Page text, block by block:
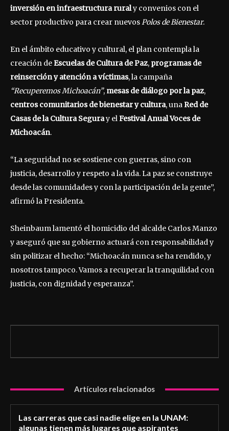
inversión en infraestructura ruraly convenios con el
sector productivo para crear nuevosPolos de Bienestar.
En el ámbito educativo y cultural, el plan contempla la
creación deEscuelas de Cultura de Paz, programas de
reinserción y atención a víctimas, la campaña
“Recuperemos Michoacán”, mesas de diálogo por la paz,
centros comunitarios de bienestar y cultura, unaRed de
Casas de la Cultura Seguray elFestival Anual Voces de
Michoacán.
“La seguridad no se sostiene con guerras, sino con
justicia, desarrollo y respeto a la vida. La paz se construye
desde las comunidades y con la participación de la gente”,
afirmó la Presidenta.
Sheinbaum lamentó el homicidio del alcalde Carlos Manzo
y aseguró que su gobierno actuará con responsabilidad y
sin politizar el hecho: “Michoacán nunca se ha rendido, y
nosotros tampoco. Vamos a recuperar la tranquilidad con
justicia, con dignidad y esperanza”.
Artículos relacionados
Las carreras que casi nadie elige en la UNAM:
algunas tienen más lugares que aspirantes